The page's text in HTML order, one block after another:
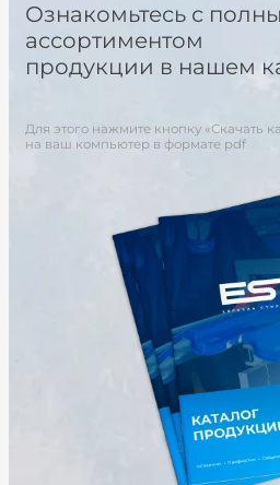
Ознакомьтесь с
ассортиментом
продукции в нашем
Для этого нажмите кнопку «Скачать
на ваш компьютер в формате pdf